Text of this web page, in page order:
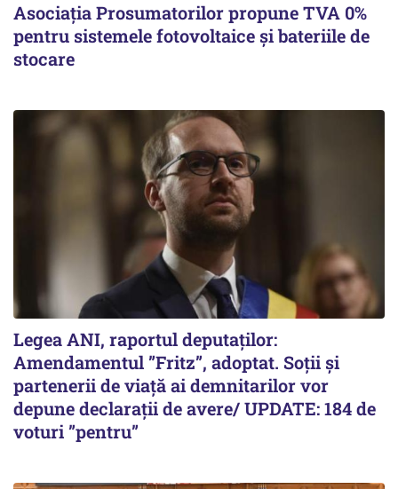
Asociația Prosumatorilor propune TVA 0%
pentru sistemele fotovoltaice și bateriile de
stocare
Legea ANI, raportul deputaților:
Amendamentul ”Fritz”, adoptat. Soții și
partenerii de viață ai demnitarilor vor
depune declarații de avere/ UPDATE: 184 de
voturi ”pentru”